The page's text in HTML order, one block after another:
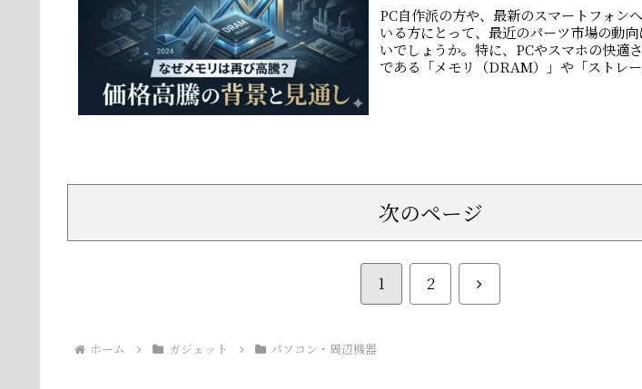
PC自作派の方や、最新のスマートフォン
いる方にとって、最近のパーツ市場の動
いでしょうか。特に、PCやスマホの快適
である「メモリ（DRAM）」や「ストレ
次のページ
1 2
次
ホーム ガジェット パソコン・周辺機器